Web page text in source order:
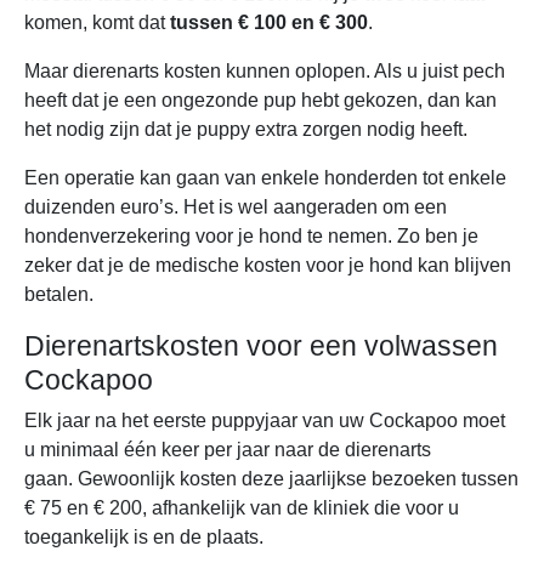
komen, komt dattussen € 100 en € 300.
Maar dierenarts kosten kunnen oplopen. Als u juist pech
heeft dat je een ongezonde pup hebt gekozen, dan kan
het nodig zijn dat je puppy extra zorgen nodig heeft.
Een operatie kan gaan van enkele honderden tot enkele
duizenden euro’s. Het is wel aangeraden om een
hondenverzekering voor je hond te nemen. Zo ben je
zeker dat je de medische kosten voor je hond kan blijven
betalen.
Dierenartskosten voor een volwassen
Cockapoo
Elk jaar na het eerste puppyjaar van uw Cockapoo moet
u minimaal één keer per jaar naar de dierenarts
gaan. Gewoonlijk kosten deze jaarlijkse bezoeken tussen
€ 75 en € 200, afhankelijk van de kliniek die voor u
toegankelijk is en de plaats.